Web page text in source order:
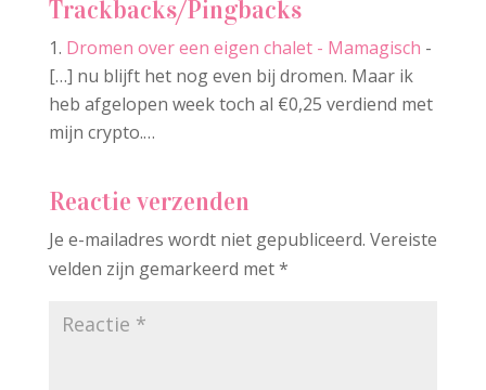
Trackbacks/Pingbacks
Dromen over een eigen chalet - Mamagisch -
[…] nu blijft het nog even bij dromen. Maar ik
heb afgelopen week toch al €0,25 verdiend met
mijn crypto.…
Reactie verzenden
Je e-mailadres wordt niet gepubliceerd. Vereiste
velden zijn gemarkeerd met*